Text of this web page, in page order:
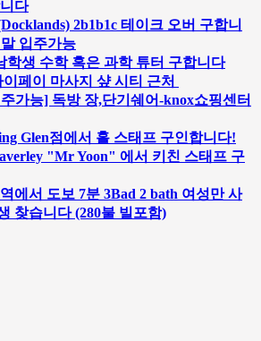
다
2b1b1c 테이크 오버 구합니
입주가능
학생 수학 혹은 과학 튜터 구합니다
페이 마사지 샾 시티 근처
가능] 독방 장,단기쉐어-knox쇼핑센터
Glen점에서 홀 스태프 구인합니다!
"Mr Yoon" 에서 키친 스태프 구
에서 도보 7분 3Bad 2 bath 여성만 사
찾습니다 (280불 빌포함)